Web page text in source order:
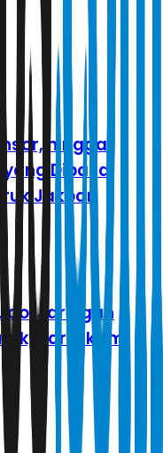
hingga
Dipakai
Jakbar
Jaringan
Bareskrim